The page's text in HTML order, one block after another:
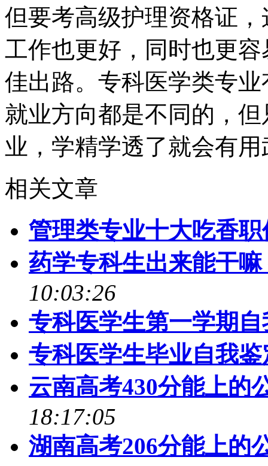
但要考高级护理资格证
工作也更好，同时也更
佳出路。专科医学类专
就业方向都是不同的，
业，学精学透了就会有
相关文章
管理类专业十大吃香
药学专科生出来能干
10:03:26
专科医学生第一学期
专科医学生毕业自我
云南高考430分能上的
18:17:05
湖南高考206分能上的